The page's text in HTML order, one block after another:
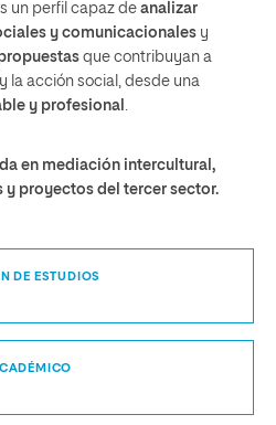
un perfil capaz de analizar
y comunicacionales y
que contribuyan a
la acción social, desde una
y profesional .
en mediación intercultural,
y proyectos del tercer sector.
DE ESTUDIOS